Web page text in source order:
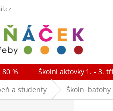
% Školní aktovky 1. - 3.
a studenty Školní batohy